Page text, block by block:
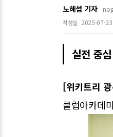
노해섭 기자
작성일 2025-07-
실전 중
[위키트리
클럽아카데